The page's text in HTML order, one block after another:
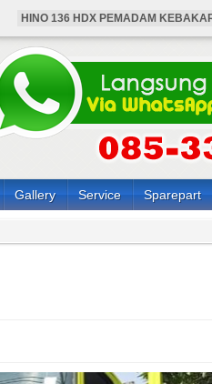
HINO 136 HDX PEMADAM
BUS HINO 4X4 ANGKUTAN
HARGA MOBIL HINO PEMADAM
HARGA BUS HINO 4X4 ANGKUTAN
HARGA HINO 136 HDX PEMADAM
Gallery Service Sparepart